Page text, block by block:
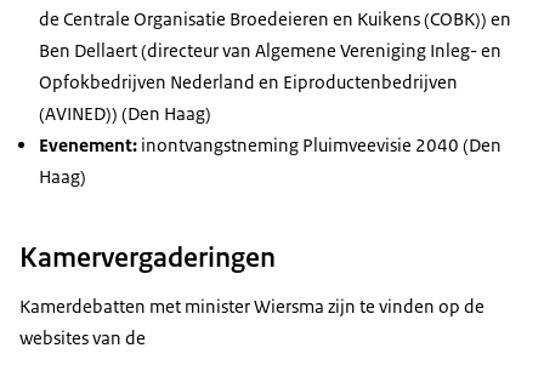
de Centrale Organisatie Broedeieren en Kuikens (COBK)) en
Ben Dellaert (directeur van Algemene Vereniging Inleg- en
Opfokbedrijven Nederland en Eiproductenbedrijven
(AVINED)) (Den Haag)
Evenement: inontvangstneming Pluimveevisie 2040 (Den
Haag)
Kamervergaderingen
Kamerdebatten met minister Wiersma zijn te vinden op de
websites van de